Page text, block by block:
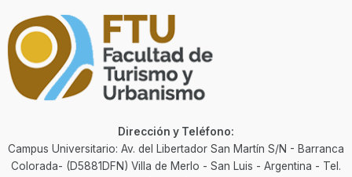
Dirección y Teléfono:
Campus Universitario: Av. del Libertador San Martín S/N - Barranca
Colorada- (D5881DFN) Villa de Merlo - San Luis - Argentina - Tel.